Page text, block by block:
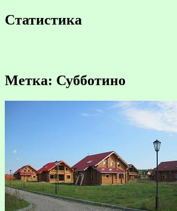
Статистика
Метка: Субботино